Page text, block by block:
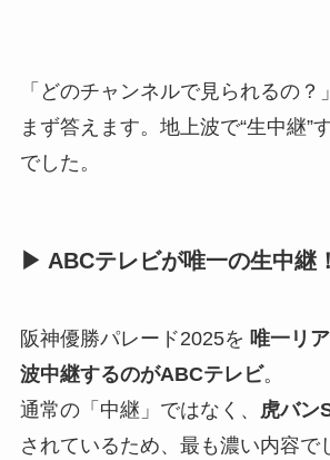
「どのチャンネルで見られるの？
まず答えます。地上波で“生中継”
でした。
▶ ABCテレビが唯一の生中継！
阪神優勝パレード2025を 唯一リ
波中継するのがABCテレビ。
通常の「中継」ではなく、
虎バン
されているため、最も濃い内容で